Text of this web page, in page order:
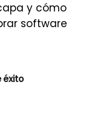
y cómo
software
éxito